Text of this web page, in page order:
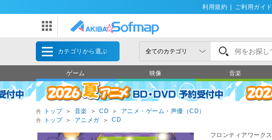
利用規約 ご利用ガイド
カテゴリから選ぶ
ゲーム 映像 音楽
トップ ＞ 音楽 ＞ CD ＞
アニメ・ゲーム・声優（CD）
トップ
＞ アニメガ ＞ CD
フロンティアワークス